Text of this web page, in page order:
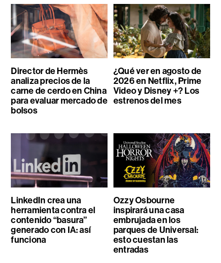
Director de Hermès
analiza precios de la
carne de cerdo en China
para evaluar mercado de
bolsos
¿Qué ver en agosto de
2026 en Netflix, Prime
Video y Disney +? Los
estrenos del mes
LinkedIn crea una
herramienta contra el
contenido “basura”
generado con IA: así
funciona
Ozzy Osbourne
inspirará una casa
embrujada en los
parques de Universal:
esto cuestan las
entradas